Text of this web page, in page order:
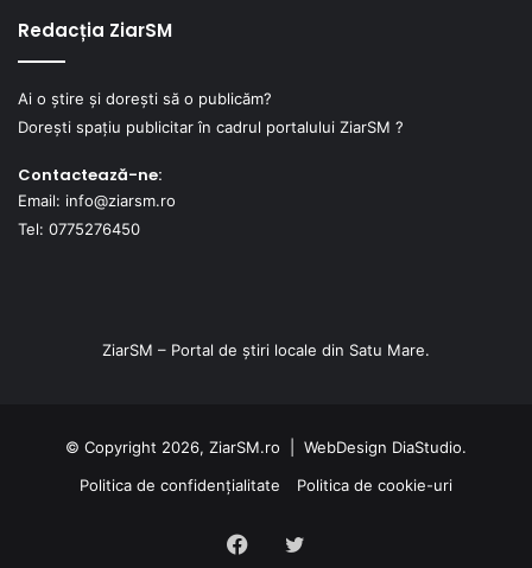
Redacția ZiarSM
Ai o știre și dorești să o publicăm?
Dorești spațiu publicitar în cadrul portalului ZiarSM ?
Contactează-ne:
Email: info@ziarsm.ro
Tel: 0775276450
ZiarSM – Portal de știri locale din Satu Mare.
© Copyright 2026, ZiarSM.ro | WebDesign DiaStudio.
Politica de confidențialitate
Politica de cookie-uri
FacebookTwitter